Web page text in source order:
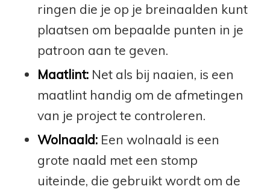
ringen die je op je breinaalden kunt
plaatsen om bepaalde punten in je
patroon aan te geven.
Maatlint:Net als bij naaien, is een
maatlint handig om de afmetingen
van je project te controleren.
Wolnaald:Een wolnaald is een
grote naald met een stomp
uiteinde, die gebruikt wordt om de